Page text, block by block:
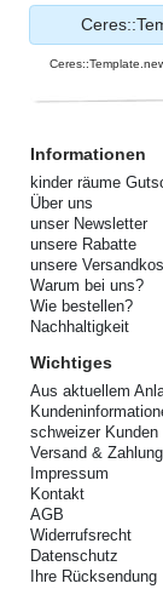
Informationen
kinder räume
Über uns
unser Newsletter
unsere Rabatte
unsere
Warum bei uns?
Wie bestellen?
Nachhaltigkeit
Wichtiges
Aus aktuellem
schweizer Kunden
Versand & Zahlung
Impressum
Kontakt
AGB
Widerrufsrecht
Datenschutz
Ihre Rücksendung